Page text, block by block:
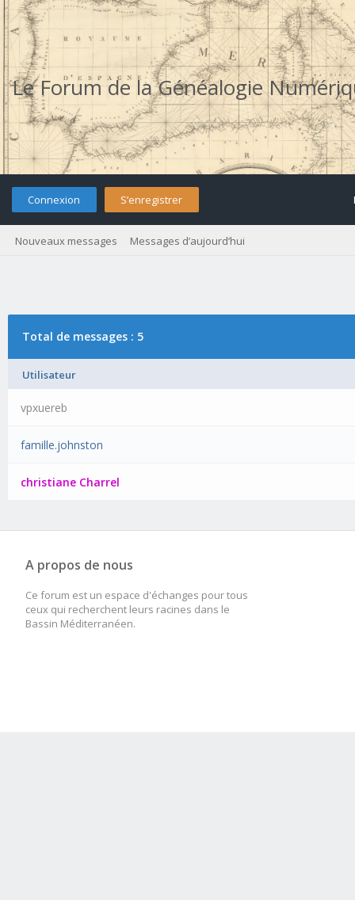
Le Forum de la Généalogie
Connexion S’enregistrer
Nouveaux messages Messages d’aujourd’hui
Total de messages : 5
Utilisateur
vpxuereb
famille.johnston
christiane Charrel
A propos de nous
Ce forum est un espace d'échanges pour tous
ceux qui recherchent leurs racines dans le
Bassin Méditerranéen.